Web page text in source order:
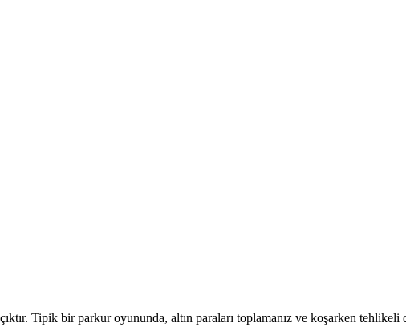
Tipik bir parkur oyununda, altın paraları toplamanız ve koşarken tehlikeli